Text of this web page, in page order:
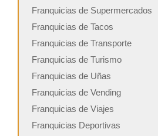
Franquicias de Supermercados
Franquicias de Tacos
Franquicias de Transporte
Franquicias de Turismo
Franquicias de Uñas
Franquicias de Vending
Franquicias de Viajes
Franquicias Deportivas